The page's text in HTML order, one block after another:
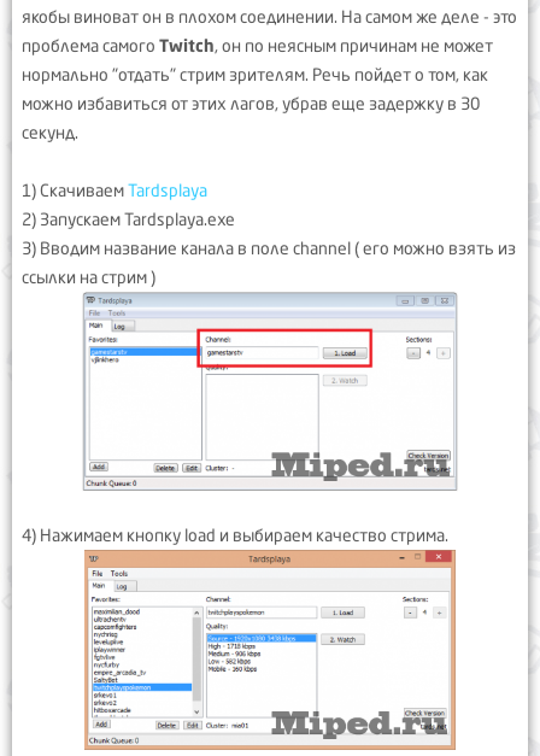
якобы виноват он в плохом соединении. На самом же деле - это
проблема самого Twitch, он по неясным причинам не может
нормально "отдать" стрим зрителям. Речь пойдет о том, как
можно избавиться от этих лагов, убрав еще задержку в 30
секунд.
1) СкачиваемTardsplaya
2) Запускаем Tardsplaya.exe
3) Вводим название канала в поле channel ( его можно взять из
ссылки на стрим )
4) Нажимаем кнопку load и выбираем качество стрима.